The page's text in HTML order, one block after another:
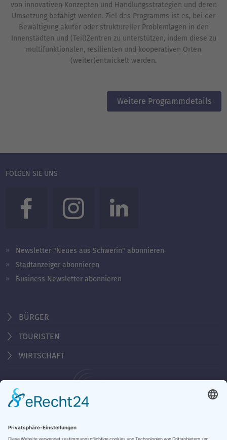
von innovativen Konzepten und Handlungsstrategien und deren
Umsetzung befähigt werden. Ziel des Programms ist es, bei der
Bewältigung akuter oder struktureller Problemlagen in den
Innenstädten und (Teil)Zentren zu unterstützen, indem diese zu
multifunktionalen, resilienten und kooperativen Orten
(weiter)entwickelt werden.
Weitere Programmdetails
FOLGEN SIE UNS
Newsletter "Neues aus Schwerin" abonnieren
Stadtanzeiger abonnieren
Business Newsletter abonnieren
BÜRGER
TOURISTEN
WIRTSCHAFT
Behördennummer 115
KONTAKT